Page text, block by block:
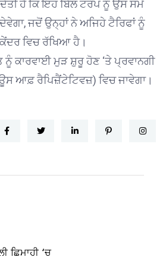
ਹੈ ਕਿ ਇਹ ਬਿੱਲ ਟਰੰਪ ਨੂੰ ਉਸ ਸਮੇਂ
ਜਦੋਂ ਉਨ੍ਹਾਂ ਨੇ ਅਜਿਹੇ ਟੈਰਿਫਾਂ ਨੂੰ
ਵਿਚ ਰੱਖਿਆ ਹੈ।
ਕਾਰਵਾਈ ਮੁੜ ਸ਼ੁਰੂ ਹੋਣ ‘ਤੇ ਪ੍ਰਵਾਨਗੀ
ਆਫ਼ ਰੈਪਿਜ਼ੈਂਟੇਟਿਵਜ਼) ਵਿਚ ਜਾਵੇਗਾ।
ਛਿਮਾਹੀ ‘ਚ